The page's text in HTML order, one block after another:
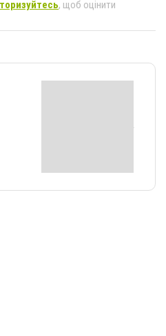
, щоб оцінити